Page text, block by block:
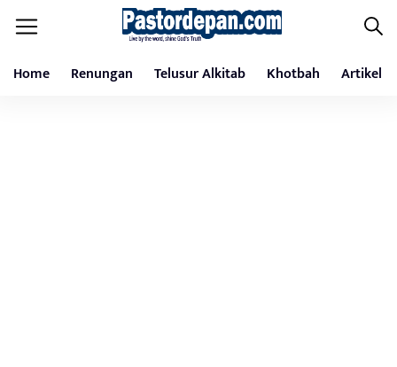
Home Renungan Telusur Alkitab Khotbah Artikel